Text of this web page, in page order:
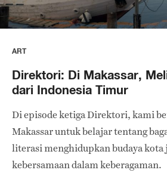
ART
Direktori: Di Makassar,
dari Indonesia Timur
Di episode ketiga Direktori, kami
Makassar untuk belajar tentang
literasi menghidupkan budaya kota
kebersamaan dalam keberagaman.